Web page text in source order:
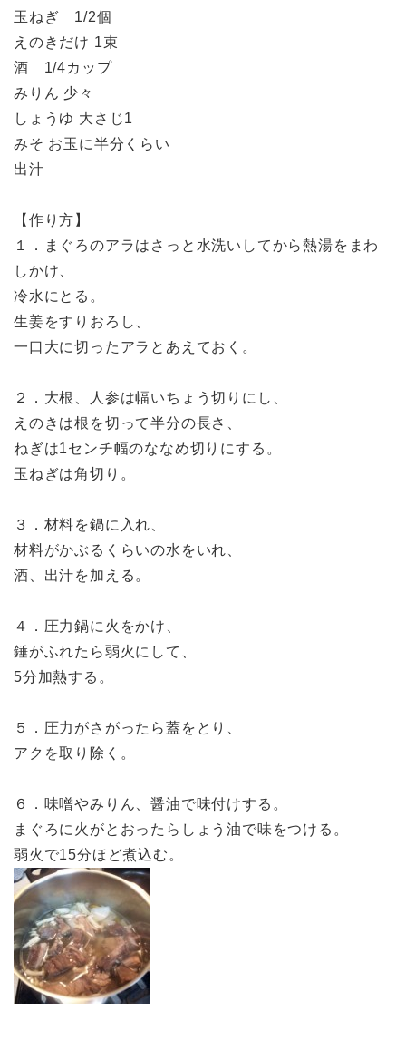
玉ねぎ 1/2個
えのきだけ 1束
酒 1/4カップ
みりん 少々
しょうゆ 大さじ1
みそ お玉に半分くらい
出汁
【作り方】
１．まぐろのアラはさっと水洗いしてから熱湯をまわ
しかけ、
冷水にとる。
生姜をすりおろし、
一口大に切ったアラとあえておく。
２．大根、人参は幅いちょう切りにし、
えのきは根を切って半分の長さ、
ねぎは1センチ幅のななめ切りにする。
玉ねぎは角切り。
３．材料を鍋に入れ、
材料がかぶるくらいの水をいれ、
酒、出汁を加える。
４．圧力鍋に火をかけ、
錘がふれたら弱火にして、
5分加熱する。
５．圧力がさがったら蓋をとり、
アクを取り除く。
６．味噌やみりん、醤油で味付けする。
まぐろに火がとおったらしょう油で味をつける。
弱火で15分ほど煮込む。